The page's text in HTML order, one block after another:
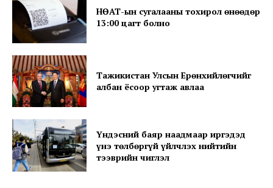
Subscription Plans
My account
НӨАТ-ын сугалааны тохирол өнөөдөр
13:00 цагт болно
Тажикистан Улсын Ерөнхийлөгчийг
албан ёсоор угтаж авлаа
Үндэсний баяр наадмаар иргэдэд
үнэ төлбөргүй үйлчлэх нийтийн
тээврийн чиглэл